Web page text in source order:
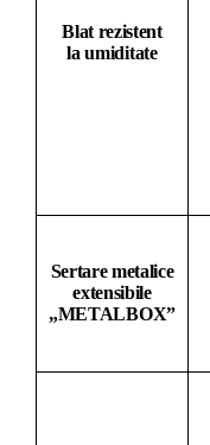
Blat rezistent
la umiditate
Sertare metalice
extensibile
„METALBOX”